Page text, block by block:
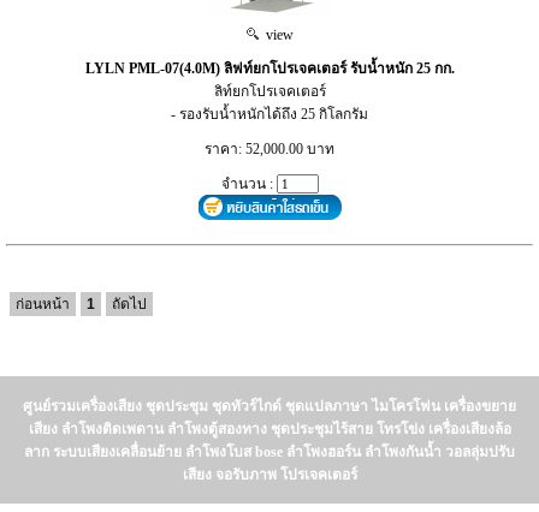
view
LYLN PML-07(4.0M) ลิฟท์ยกโปรเจคเตอร์ รับน้ำหนัก 25 กก.
ลิท์ยกโปรเจคเตอร์
- รองรับน้ำหนักได้ถึง 25 กิโลกรัม
ราคา: 52,000.00 บาท
จำนวน :
ก่อนหน้า 1 ถัดไป
ศูนย์รวมเครื่องเสียง ชุดประชุม ชุดทัวร์ไกด์ ชุดแปลภาษา ไมโครโฟน เครื่องขยาย
เสียง ลำโพงติดเพดาน ลำโพงตู้สองทาง ชุดประชุมไร้สาย โทรโข่ง เครื่องเสียงล้อ
ลาก ระบบเสียงเคลื่อนย้าย ลำโพงโบส bose ลำโพงฮอร์น ลำโพงกันน้ำ วอลลุ่มปรับ
เสียง จอรับภาพ โปรเจคเตอร์